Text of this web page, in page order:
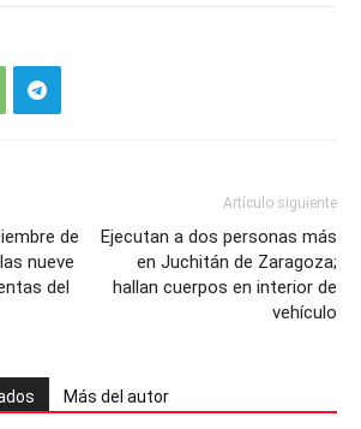
de
nueve
del
Artículo siguiente
Ejecutan a dos personas más
en Juchitán de Zaragoza;
hallan cuerpos en interior de
vehículo
Más del autor